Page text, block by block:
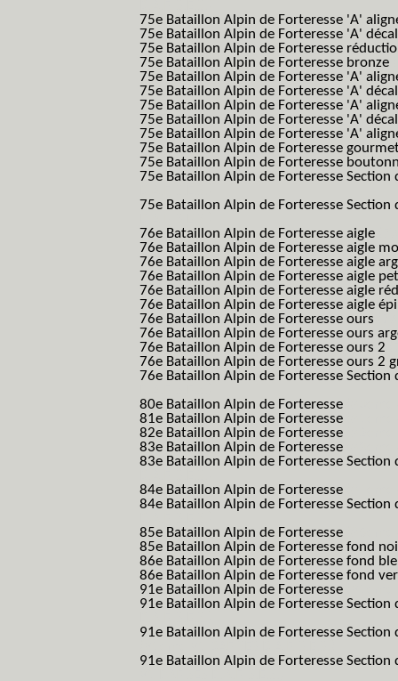
75e Bataillon Alpin de Forteresse 'A'
75e Bataillon Alpin de Forteresse 'A'
75e Bataillon Alpin de Forteresse
75e Bataillon Alpin de Forteresse bronze
75e Bataillon Alpin de Forteresse 'A'
75e Bataillon Alpin de Forteresse 'A'
75e Bataillon Alpin de Forteresse 'A'
75e Bataillon Alpin de Forteresse 'A'
75e Bataillon Alpin de Forteresse 'A'
75e Bataillon Alpin de Forteresse
75e Bataillon Alpin de Forteresse
75e Bataillon Alpin de Forteresse
75e Bataillon Alpin de Forteresse
76e Bataillon Alpin de Forteresse aigle
76e Bataillon Alpin de Forteresse aigle
76e Bataillon Alpin de Forteresse aigle
76e Bataillon Alpin de Forteresse aigle
76e Bataillon Alpin de Forteresse aigle
76e Bataillon Alpin de Forteresse aigle
76e Bataillon Alpin de Forteresse ours
76e Bataillon Alpin de Forteresse ours
76e Bataillon Alpin de Forteresse ours 2
76e Bataillon Alpin de Forteresse ours 2
76e Bataillon Alpin de Forteresse
80e Bataillon Alpin de Forteresse
81e Bataillon Alpin de Forteresse
82e Bataillon Alpin de Forteresse
83e Bataillon Alpin de Forteresse
83e Bataillon Alpin de Forteresse
84e Bataillon Alpin de Forteresse
84e Bataillon Alpin de Forteresse
85e Bataillon Alpin de Forteresse
85e Bataillon Alpin de Forteresse fond
86e Bataillon Alpin de Forteresse fond
86e Bataillon Alpin de Forteresse fond
91e Bataillon Alpin de Forteresse
91e Bataillon Alpin de Forteresse
91e Bataillon Alpin de Forteresse
91e Bataillon Alpin de Forteresse